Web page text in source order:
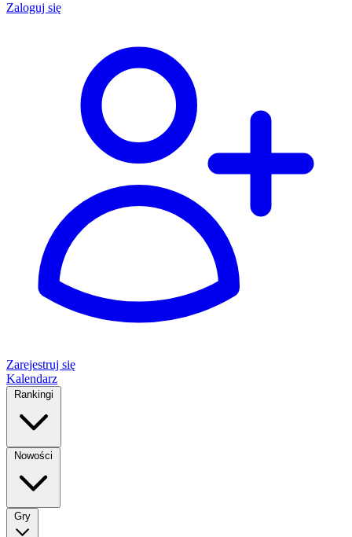
Zaloguj się
Zarejestruj się
Kalendarz
Rankingi
Nowości
Gry